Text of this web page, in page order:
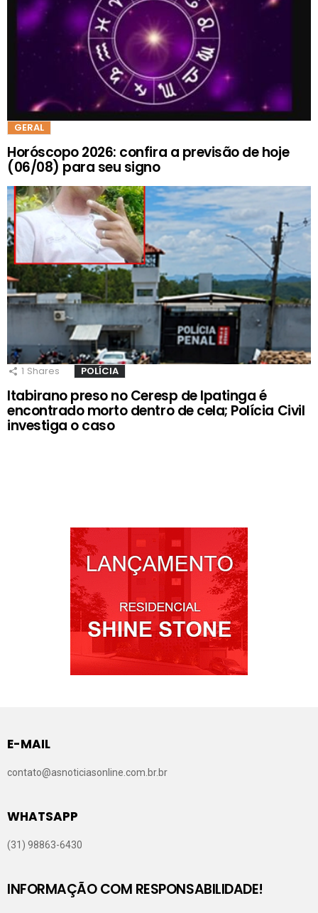
GERAL
Horóscopo 2026: confira a previsão de hoje
(06/08) para seu signo
1 Shares POLÍCIA
Itabirano preso no Ceresp de Ipatinga é
encontrado morto dentro de cela; Polícia Civil
investiga o caso
E-MAIL
contato@asnoticiasonline.com.br.br
WHATSAPP
(31) 98863-6430
INFORMAÇÃO COM RESPONSABILIDADE!